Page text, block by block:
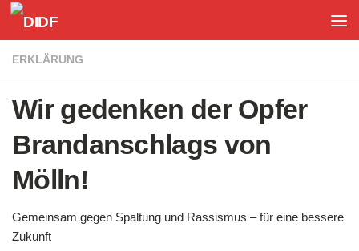
Unter dem Inhalt
ERKLÄRUNG
Wir gedenken der Opfer
Brandanschlags von
Mölln!
Gemeinsam gegen Spaltung und Rassismus – für eine bessere
Zukunft